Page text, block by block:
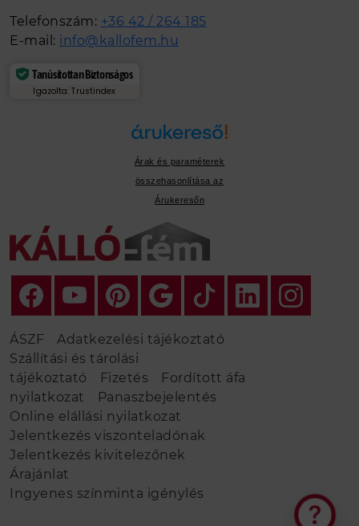
Telefonszám: +36 42 / 264 185
E-mail: info@kallofem.hu
Tanúsítottan Biztonságos
Igazolta: Trustindex
Árak és paraméterek
összehasonlítása az
Árukeresőn
ÁSZF
Adatkezelési tájékoztató
Szállítási és tárolási
tájékoztató
Fizetés
Fordított áfa
nyilatkozat
Panaszbejelentés
Online elállási nyilatkozat
Jelentkezés viszonteladónak
Jelentkezés kivitelezőnek
Árajánlat
Ingyenes színminta igénylés